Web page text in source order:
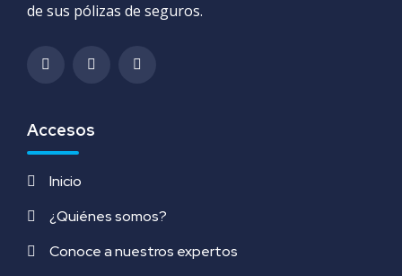
de sus pólizas de seguros.
Accesos
Inicio
¿Quiénes somos?
Conoce a nuestros expertos